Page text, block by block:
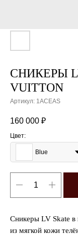
СНИКЕРЫ
VUITTON
Артикул: 1ACEAS
160 000 ₽
Цвет:
Blue
Сникеры LV Skate в
из мягкой кожи